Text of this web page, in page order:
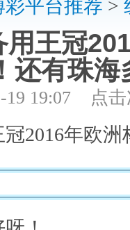
彩平台推荐 >
用王冠
还有珠
19 19:07 点击
2016年欧洲